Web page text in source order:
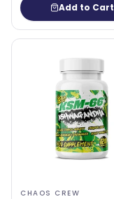
Add to Cart
CHAOS CREW